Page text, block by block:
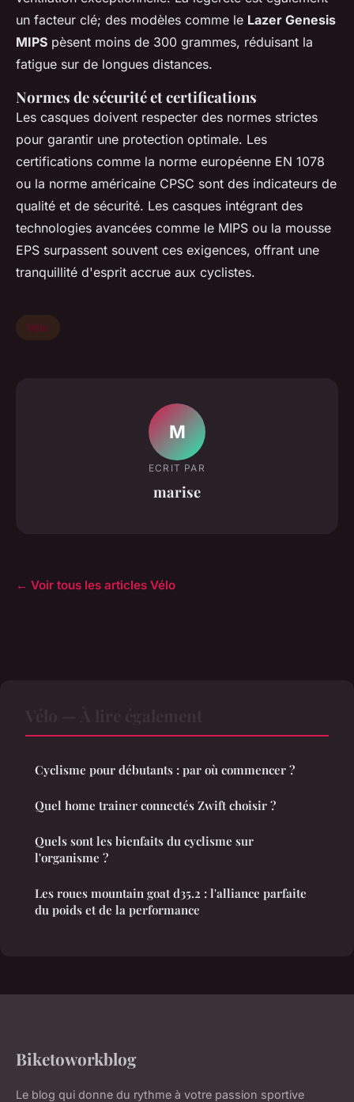
un facteur clé; des modèles comme le Lazer Genesis
MIPS pèsent moins de 300 grammes, réduisant la
fatigue sur de longues distances.
Normes de sécurité et certifications
Les casques doivent respecter des normes strictes
pour garantir une protection optimale. Les
certifications comme la norme européenne EN 1078
ou la norme américaine CPSC sont des indicateurs de
qualité et de sécurité. Les casques intégrant des
technologies avancées comme le MIPS ou la mousse
EPS surpassent souvent ces exigences, offrant une
tranquillité d'esprit accrue aux cyclistes.
Vélo
M
ECRIT PAR
marise
← Voir tous les articles Vélo
Cyclisme pour débutants : par où commencer ?
Quel home trainer connectés Zwift choisir ?
Quels sont les bienfaits du cyclisme sur
l'organisme ?
Les roues mountain goat d35.2 : l'alliance parfaite
du poids et de la performance
Biketoworkblog
Le blog qui donne du rythme à votre passion sportive